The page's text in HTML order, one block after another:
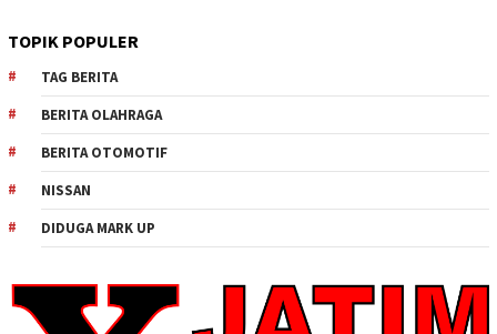
TOPIK POPULER
TAG BERITA
BERITA OLAHRAGA
BERITA OTOMOTIF
NISSAN
DIDUGA MARK UP